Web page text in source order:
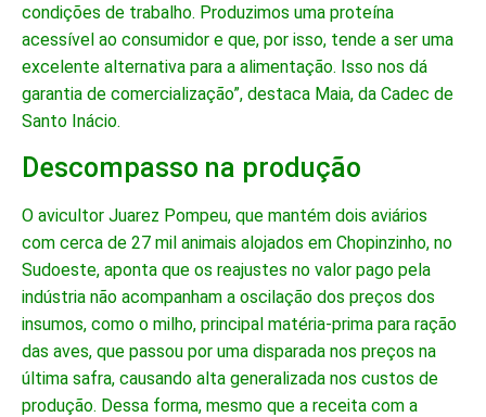
condições de trabalho. Produzimos uma proteína
acessível ao consumidor e que, por isso, tende a ser uma
excelente alternativa para a alimentação. Isso nos dá
garantia de comercialização”, destaca Maia, da Cadec de
Santo Inácio.
Descompasso na produção
O avicultor Juarez Pompeu, que mantém dois aviários
com cerca de 27 mil animais alojados em Chopinzinho, no
Sudoeste, aponta que os reajustes no valor pago pela
indústria não acompanham a oscilação dos preços dos
insumos, como o milho, principal matéria-prima para ração
das aves, que passou por uma disparada nos preços na
última safra, causando alta generalizada nos custos de
produção. Dessa forma, mesmo que a receita com a